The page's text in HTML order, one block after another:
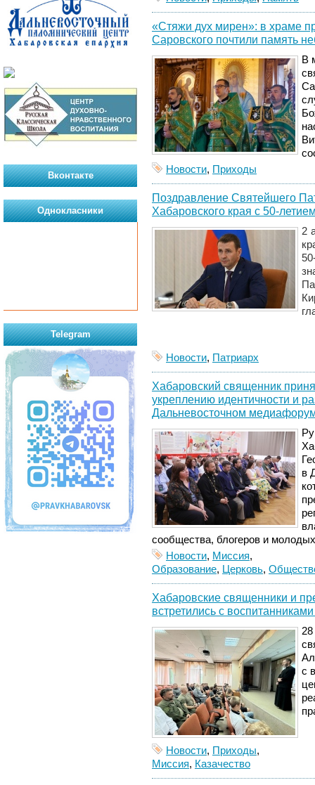
«Стяжи дух мирен»: в храме
Саровского почтили память
В
Новости, Приходы
Поздравление Святейшего
Хабаровского края с 50-
2
Новости, Патриарх
Хабаровский священник
укреплению идентичности и
Дальневосточном
в
сообщества, блогеров и
Новости, Миссия,
Образование, Церковь,
Хабаровские священники и
встретились с
с
Новости, Приходы,
Миссия, Казачество
Вконтакте
Однокласники
Telegram